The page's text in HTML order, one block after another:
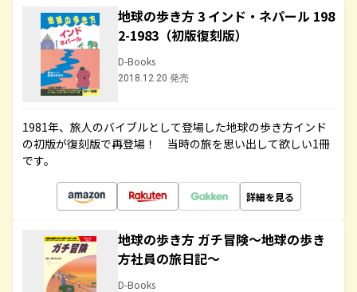
地球の歩き方 3 インド・ネパール 198
2-1983（初版復刻版）
D-Books
2018.12.20 発売
1981年、旅人のバイブルとして登場した地球の歩き方インド
の初版が復刻版で再登場！ 当時の旅を思い出して欲しい1冊
です。
詳細を見る
地球の歩き方 ガチ冒険～地球の歩き
方社員の旅日記～
D-Books